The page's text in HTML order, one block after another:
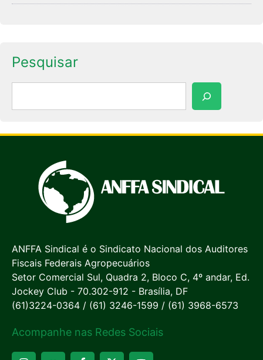
Pesquisar
ANFFA Sindical é o Sindicato Nacional dos Auditores
Fiscais Federais Agropecuários
Setor Comercial Sul, Quadra 2, Bloco C, 4º andar, Ed.
Jockey Club - 70.302-912 - Brasília, DF
(61)3224-0364 / (61) 3246-1599 / (61) 3968-6573
Acompanhe nas Redes Sociais